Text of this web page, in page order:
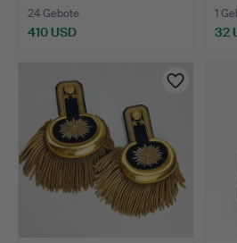
24 Gebote
410 USD
1
32